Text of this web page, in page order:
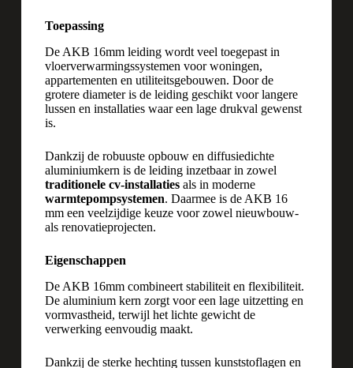
Toepassing
De AKB 16mm leiding wordt veel toegepast in
vloerverwarmingssystemen voor woningen,
appartementen en utiliteitsgebouwen. Door de
grotere diameter is de leiding geschikt voor langere
lussen en installaties waar een lage drukval gewenst
is.
Dankzij de robuuste opbouw en diffusiedichte
aluminiumkern is de leiding inzetbaar in zowel
traditionele cv-installatiesals in moderne
warmtepompsystemen. Daarmee is de AKB 16
mm een veelzijdige keuze voor zowel nieuwbouw-
als renovatieprojecten.
Eigenschappen
De AKB 16mm combineert stabiliteit en flexibiliteit.
De aluminium kern zorgt voor een lage uitzetting en
vormvastheid, terwijl het lichte gewicht de
verwerking eenvoudig maakt.
Dankzij de sterke hechting tussen kunststoflagen en